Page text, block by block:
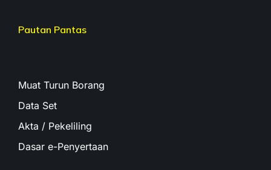
Pautan Pantas
Muat Turun Borang
Data Set
Akta / Pekeliling
Dasar e-Penyertaan